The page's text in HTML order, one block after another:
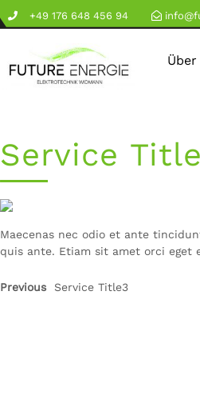
+49 176 648 456 94
Service
Maecenas nec odio et ante
quis ante. Etiam sit amet orci eget
Previous Service Title3